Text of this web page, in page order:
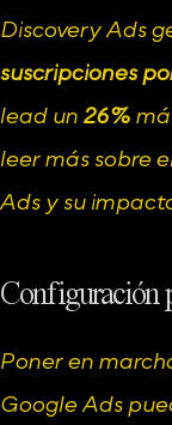
Discovery Ads
suscripciones
lead un 26%
leer más sobre
Ads y su
Configuración
Poner en
Google Ads